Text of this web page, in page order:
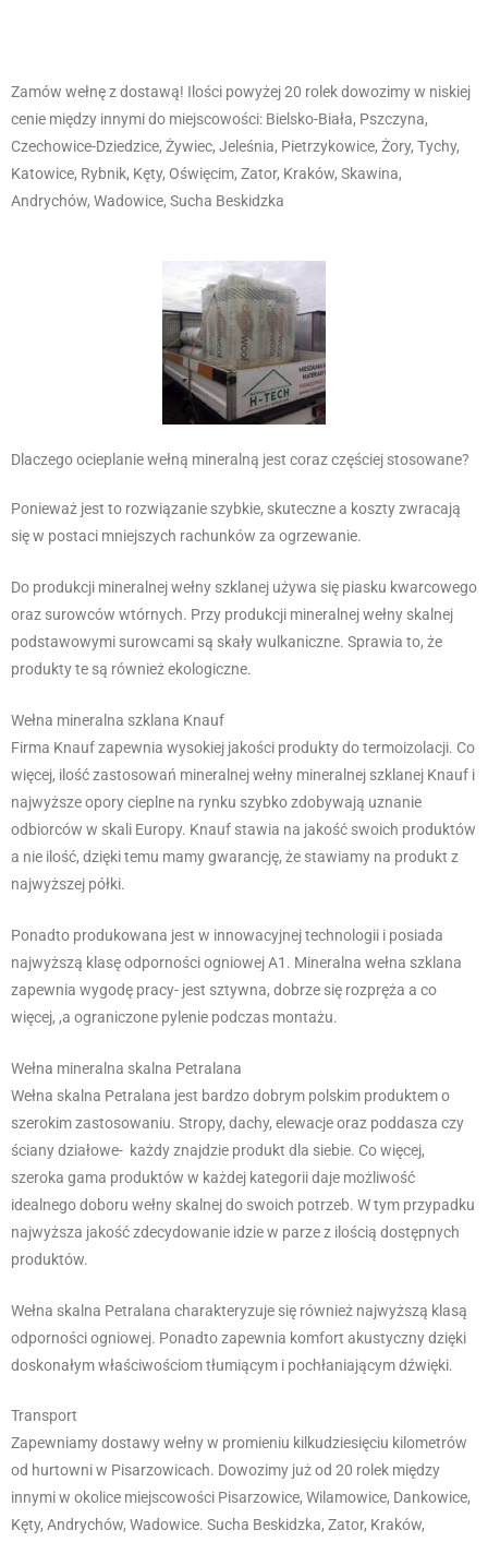
Zamów wełnę z dostawą! Ilości powyżej 20 rolek dowozimy w niskiej
cenie między innymi do miejscowości: Bielsko-Biała, Pszczyna,
Czechowice-Dziedzice, Żywiec, Jeleśnia, Pietrzykowice, Żory, Tychy,
Katowice, Rybnik, Kęty, Oświęcim, Zator, Kraków, Skawina,
Andrychów, Wadowice, Sucha Beskidzka
Dlaczego ocieplanie wełną mineralną jest coraz częściej stosowane?
Ponieważ jest to rozwiązanie szybkie, skuteczne a koszty zwracają
się w postaci mniejszych rachunków za ogrzewanie.
Do produkcji mineralnej wełny szklanej używa się piasku kwarcowego
oraz surowców wtórnych. Przy produkcji mineralnej wełny skalnej
podstawowymi surowcami są skały wulkaniczne. Sprawia to, że
produkty te są również ekologiczne.
Wełna mineralna szklana Knauf
Firma Knauf zapewnia wysokiej jakości produkty do termoizolacji. Co
więcej, ilość zastosowań mineralnej wełny mineralnej szklanej Knauf i
najwyższe opory cieplne na rynku szybko zdobywają uznanie
odbiorców w skali Europy. Knauf stawia na jakość swoich produktów
a nie ilość, dzięki temu mamy gwarancję, że stawiamy na produkt z
najwyższej półki.
Ponadto produkowana jest w innowacyjnej technologii i posiada
najwyższą klasę odporności ogniowej A1. Mineralna wełna szklana
zapewnia wygodę pracy- jest sztywna, dobrze się rozpręża a co
więcej, ,a ograniczone pylenie podczas montażu.
Wełna mineralna skalna Petralana
Wełna skalna Petralana jest bardzo dobrym polskim produktem o
szerokim zastosowaniu. Stropy, dachy, elewacje oraz poddasza czy
ściany działowe- każdy znajdzie produkt dla siebie. Co więcej,
szeroka gama produktów w każdej kategorii daje możliwość
idealnego doboru wełny skalnej do swoich potrzeb. W tym przypadku
najwyższa jakość zdecydowanie idzie w parze z ilością dostępnych
produktów.
Wełna skalna Petralana charakteryzuje się również najwyższą klasą
odporności ogniowej. Ponadto zapewnia komfort akustyczny dzięki
doskonałym właściwościom tłumiącym i pochłaniającym dźwięki.
Transport
Zapewniamy dostawy wełny w promieniu kilkudziesięciu kilometrów
od hurtowni w Pisarzowicach. Dowozimy już od 20 rolek między
innymi w okolice miejscowości Pisarzowice, Wilamowice, Dankowice,
Kęty, Andrychów, Wadowice. Sucha Beskidzka, Zator, Kraków,